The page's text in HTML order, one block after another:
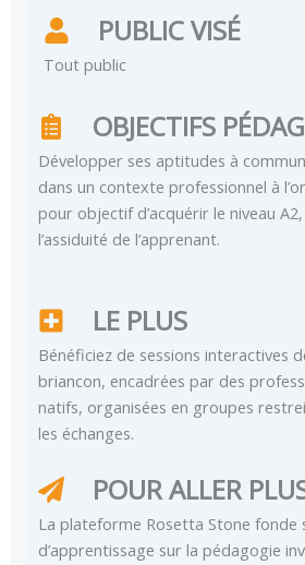
PUBLIC VISÉ
Tout public
OBJECTIFS
Développer ses aptitudes à
dans un contexte professionnel à
pour objectif d’acquérir le niveau
l’assiduité de l’apprenant.
LE PLUS
Bénéficiez de sessions interactives
briancon, encadrées par des
natifs, organisées en groupes
les échanges.
POUR ALLER
La plateforme Rosetta Stone fonde
d’apprentissage sur la pédagogie